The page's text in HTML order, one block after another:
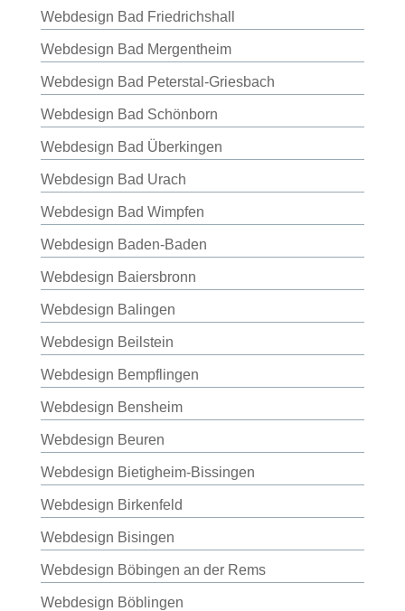
Webdesign Bad Friedrichshall
Webdesign Bad Mergentheim
Webdesign Bad Peterstal-Griesbach
Webdesign Bad Schönborn
Webdesign Bad Überkingen
Webdesign Bad Urach
Webdesign Bad Wimpfen
Webdesign Baden-Baden
Webdesign Baiersbronn
Webdesign Balingen
Webdesign Beilstein
Webdesign Bempflingen
Webdesign Bensheim
Webdesign Beuren
Webdesign Bietigheim-Bissingen
Webdesign Birkenfeld
Webdesign Bisingen
Webdesign Böbingen an der Rems
Webdesign Böblingen